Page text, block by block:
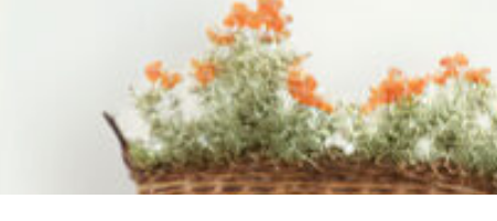
戶外探索 Outside
主題書籍